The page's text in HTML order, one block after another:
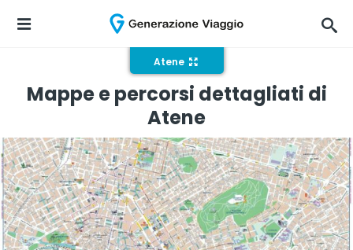
Atene
Mappe e percorsi dettagliati di
Atene